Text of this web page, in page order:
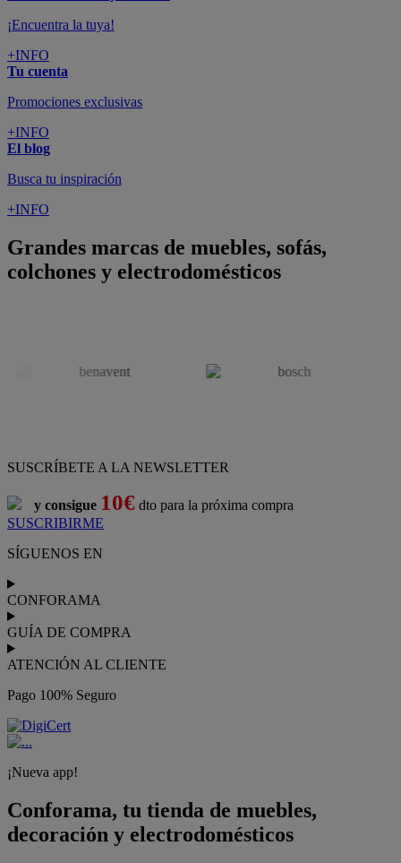
¡Encuentra la tuya!
+INFO
Tu cuenta
Promociones exclusivas
+INFO
El blog
Busca tu inspiración
+INFO
Grandes marcas de muebles, sofás,
colchones y electrodomésticos
SUSCRÍBETE A LA NEWSLETTER
y consigue 10€ dto para la próxima compra
SUSCRIBIRME
SÍGUENOS EN
CONFORAMA
GUÍA DE COMPRA
ATENCIÓN AL CLIENTE
Pago 100% Seguro
¡Nueva app!
Conforama, tu tienda de muebles,
decoración y electrodomésticos